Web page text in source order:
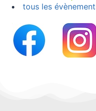
tous les